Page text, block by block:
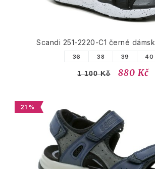
Scandi 251-2220-C1 černé
36 38 39 40
1 100 Kč 880 Kč
21 %